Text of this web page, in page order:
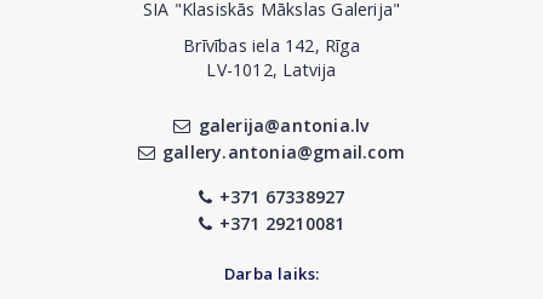
SIA "Klasiskās Mākslas Galerija"
Brīvības iela 142, Rīga
LV-1012, Latvija
galerija@antonia.lv
gallery.antonia@gmail.com
+371 67338927
+371 29210081
Darba laiks: